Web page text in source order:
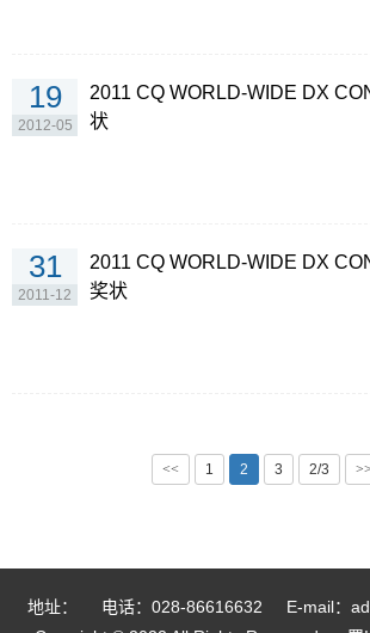
19
2012-05
2011 CQ WORLD-WIDE DX
状
31
2011-12
2011 CQ WORLD-WIDE DX
奖状
<< 1 2 3 2/3 >>
地址： 电话：028-86616632
E-mail：